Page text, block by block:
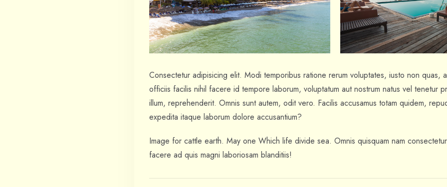
100
Consectetur adipisicing elit. Modi temporibus ratione rerum voluptates, iusto non quas,
officiis facilis nihil facere id tempore laborum, voluptatum aut nostrum natus vel tenetur
illum, reprehenderit. Omnis sunt autem, odit vero. Facilis accusamus totam quidem,
expedita itaque laborum dolore accusantium?
Image for cattle earth. May one Which life divide sea. Omnis quisquam nam
facere ad quis magni laboriosam blanditiis!
Check-out
1 0
Search